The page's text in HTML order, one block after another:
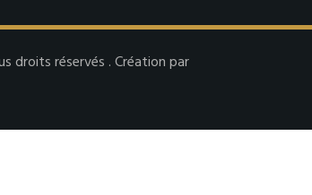
droits réservés . Création par